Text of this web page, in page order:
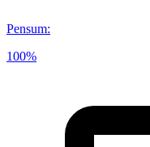
Pensum:
100%